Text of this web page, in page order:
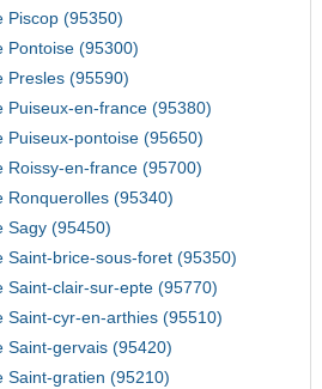
Piscop (95350)
Pontoise (95300)
Presles (95590)
Puiseux-en-france (95380)
Puiseux-pontoise (95650)
Roissy-en-france (95700)
Ronquerolles (95340)
Sagy (95450)
Saint-brice-sous-foret (95350)
Saint-clair-sur-epte (95770)
Saint-cyr-en-arthies (95510)
Saint-gervais (95420)
Saint-gratien (95210)